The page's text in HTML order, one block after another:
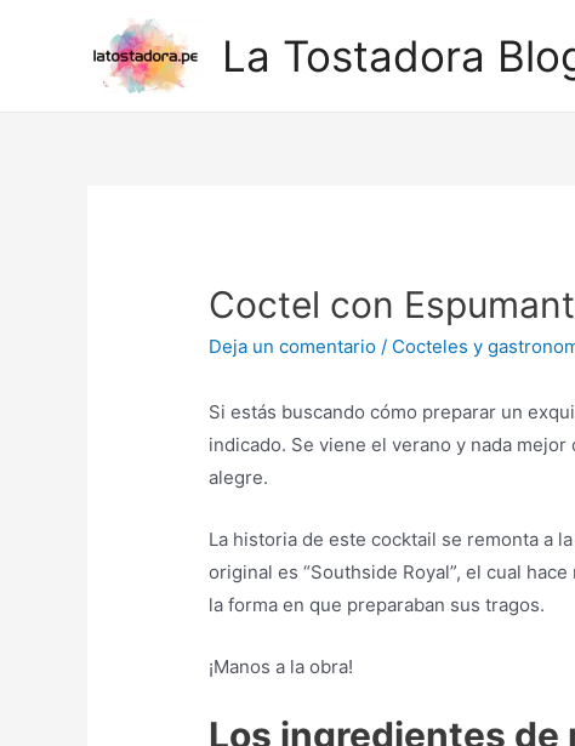
La Tostadora
Coctel con
Deja un comentario / Cocteles y
Si estás buscando cómo preparar un
indicado. Se viene el verano y nada mejor
alegre.
La historia de este cocktail se remonta a
original es “Southside Royal”, el cual
la forma en que preparaban sus tragos.
¡Manos a la obra!
Los ingredientes